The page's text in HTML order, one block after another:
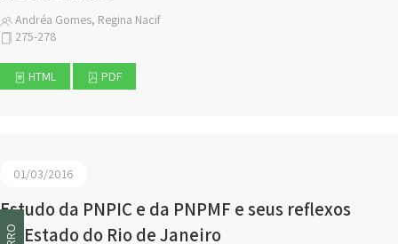
Andréa Gomes, Regina Nacif
275-278
HTML PDF
01/03/2016
Estudo da PNPIC e da PNPMF e seus reflexos
no Estado do Rio de Janeiro